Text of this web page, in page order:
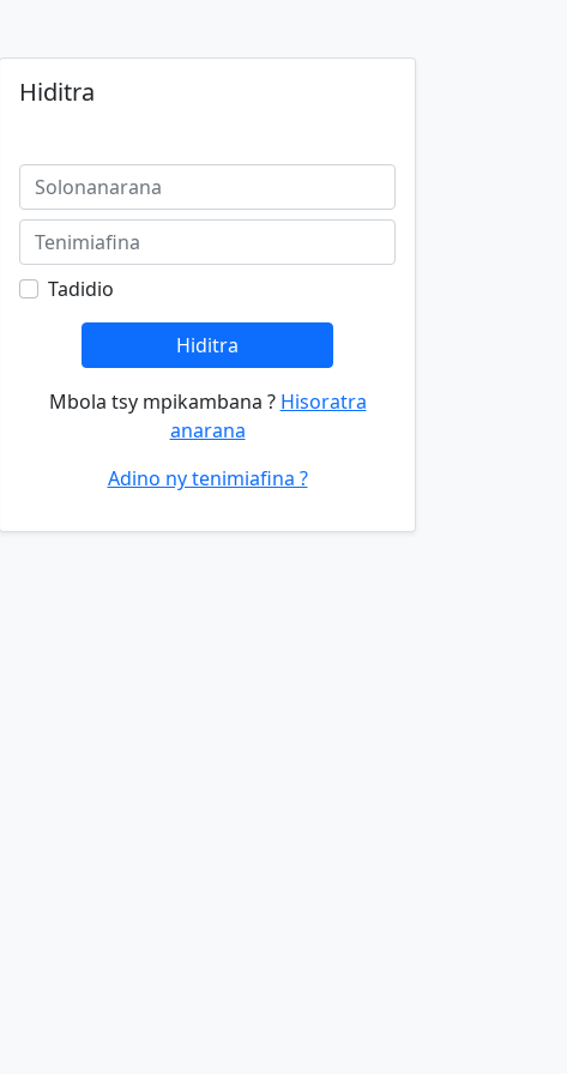
Hiditra
Tadidio
Hiditra
Mbola tsy mpikambana ? Hisoratra
anarana
Adino ny tenimiafina ?